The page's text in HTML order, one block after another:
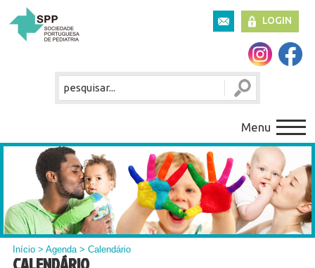
LOGIN
Menu
Início >Agenda> Calendário